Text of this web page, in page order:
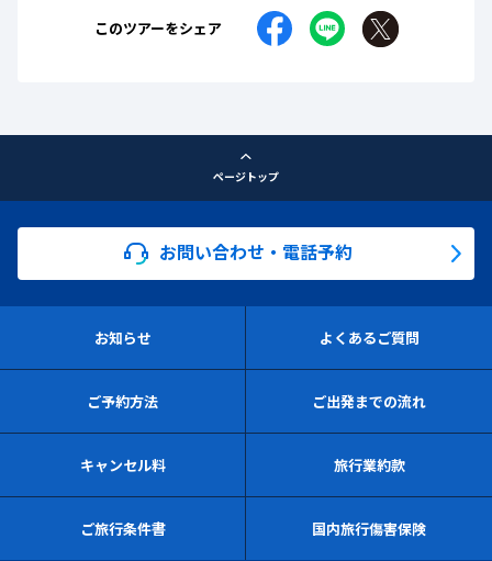
このツアーをシェア
ページトップ
お問い合わせ・電話予約
お知らせ よくあるご質問
ご予約方法 ご出発までの流れ
キャンセル料 旅行業約款
ご旅行条件書 国内旅行傷害保険